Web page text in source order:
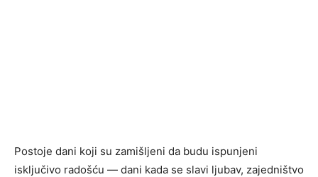
Postoje dani koji su zamišljeni da budu ispunjeni
isključivo radošću — dani kada se slavi ljubav, zajedništvo